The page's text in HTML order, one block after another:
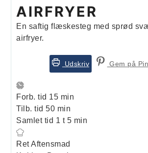
AIRFRYER
En saftig flæskesteg med sprød
airfryer.
Udskriv Gem på
Forb. tid 15minutter
min
Tilb. tid50minutter
min
Samlet tid 1 time
t 5minutter
min
RetAftensmad